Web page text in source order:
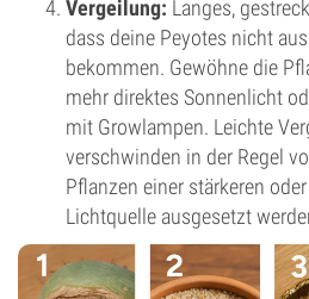
Vergeilung: Langes,
dass deine Peyotes nicht
bekommen. Gewöhne die
mehr direktes Sonnenlicht
mit Growlampen. Leichte
verschwinden in der Regel
Pflanzen einer stärkeren
Lichtquelle ausgesetzt